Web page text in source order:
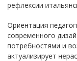
рефлексии
Ориентация
современного
потребностями и
актуализирует